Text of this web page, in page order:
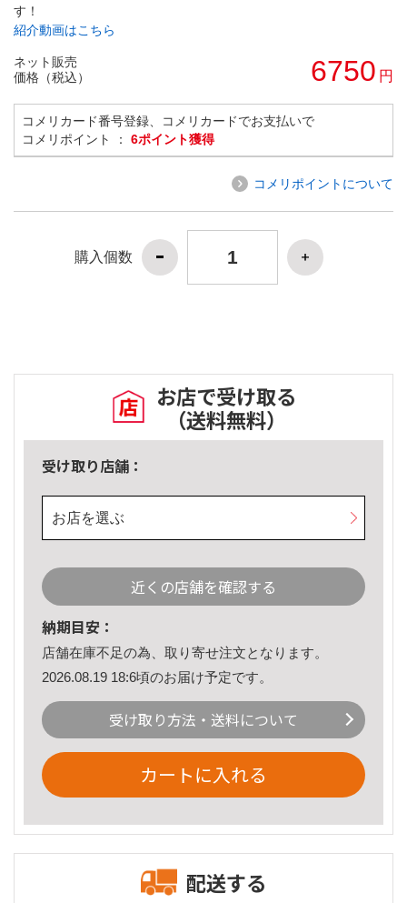
す！
紹介動画はこちら
ネット販売
価格（税込）
6750 円
コメリカード番号登録、コメリカードでお支払いで
コメリポイント ： 6ポイント獲得
コメリポイントについて
購入個数
お店で受け取る
（送料無料）
受け取り店舗：
お店を選ぶ
近くの店舗を確認する
納期目安：
店舗在庫不足の為、取り寄せ注文となります。
2026.08.19 18:6頃のお届け予定です。
受け取り方法・送料について
カートに入れる
配送する